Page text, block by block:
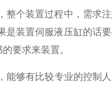
个装置过程中，需求注
装置伺服液压缸的话
要求来装置。
能够有比较专业的控制